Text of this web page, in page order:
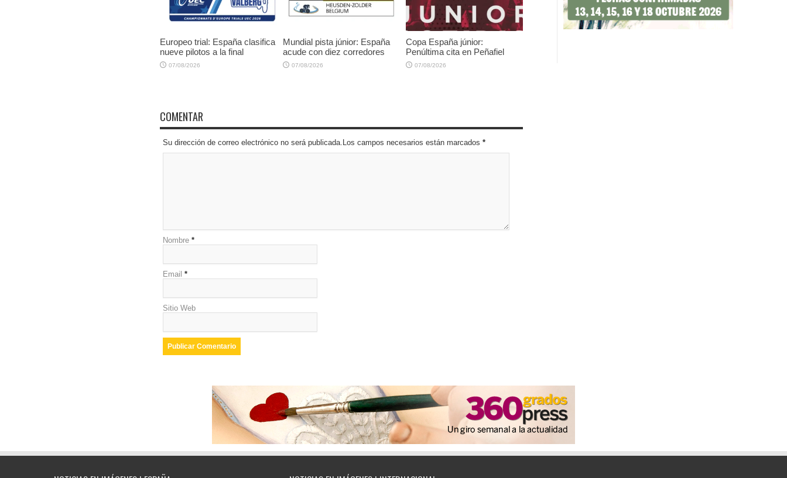
Europeo trial: España clasifica
nueve pilotos a la final
07/08/2026
Mundial pista júnior: España
acude con diez corredores
07/08/2026
Copa España júnior:
Penúltima cita en Peñafiel
07/08/2026
COMENTAR
Su dirección de correo electrónico no será publicada.Los campos necesarios están marcados *
Nombre *
Email *
Sitio Web